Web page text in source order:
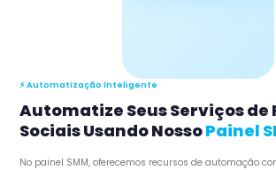
⚡ Automatização Inteligente
Automatize Seus Serviços de
Sociais Usando NossoPainel
No painel SMM, oferecemos recursos de automação